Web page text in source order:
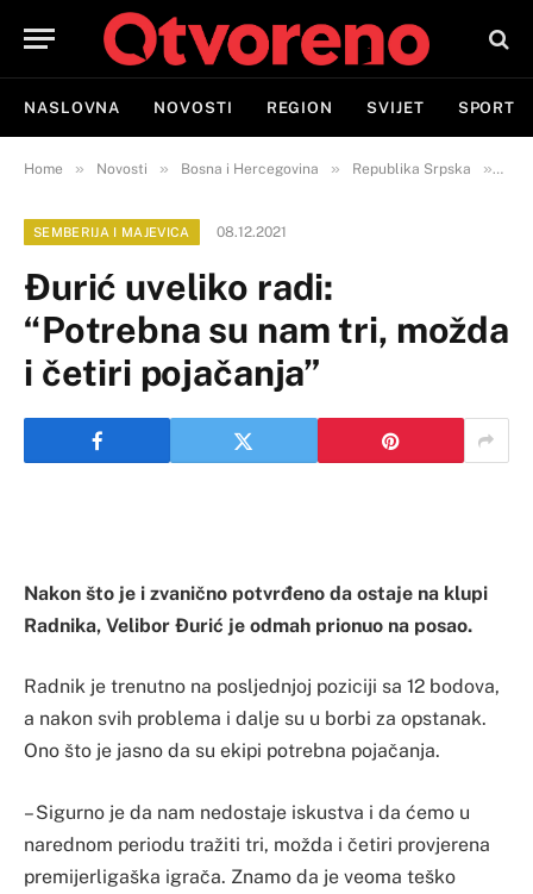
NASLOVNA NOVOSTI REGION SVIJET SPORT
Home » Novosti » Bosna i Hercegovina » Republika Srpska »
SEMBERIJA I MAJEVICA 08.12.2021
Đurić uveliko radi:
“Potrebna su nam tri, možda
i četiri pojačanja”
Nakon što je i zvanično potvrđeno da ostaje na klupi
Radnika, Velibor Đurić je odmah prionuo na posao.
Radnik je trenutno na posljednjoj poziciji sa 12 bodova,
a nakon svih problema i dalje su u borbi za opstanak.
Ono što je jasno da su ekipi potrebna pojačanja.
– Sigurno je da nam nedostaje iskustva i da ćemo u
narednom periodu tražiti tri, možda i četiri provjerena
premijerligaška igrača. Znamo da je veoma teško